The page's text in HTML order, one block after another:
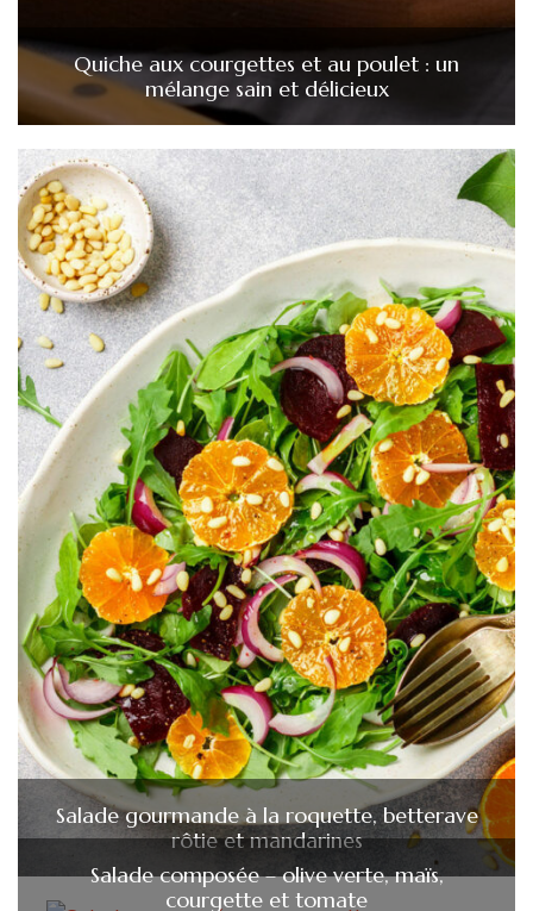
Quiche aux courgettes et au poulet : un
mélange sain et délicieux
Salade gourmande à la roquette, betterave
rôtie et mandarines
Salade composée – olive verte, maïs,
courgette et tomate